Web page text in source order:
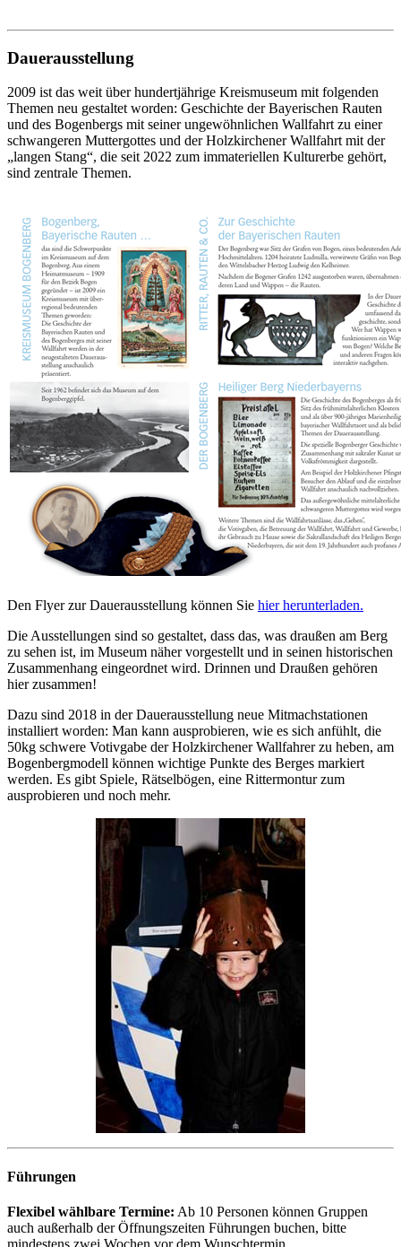
Dauerausstellung
2009 ist das weit über hundertjährige Kreismuseum mit folgenden
Themen neu gestaltet worden: Geschichte der Bayerischen Rauten
und des Bogenbergs mit seiner ungewöhnlichen Wallfahrt zu einer
schwangeren Muttergottes und der Holzkirchener Wallfahrt mit der
„langen Stang“, die seit 2022 zum immateriellen Kulturerbe gehört,
sind zentrale Themen.
Den Flyer zur Dauerausstellung können Sie hier herunterladen.
Die Ausstellungen sind so gestaltet, dass das, was draußen am Berg
zu sehen ist, im Museum näher vorgestellt und in seinen historischen
Zusammenhang eingeordnet wird. Drinnen und Draußen gehören
hier zusammen!
Dazu sind 2018 in der Dauerausstellung neue Mitmachstationen
installiert worden: Man kann ausprobieren, wie es sich anfühlt, die
50kg schwere Votivgabe der Holzkirchener Wallfahrer zu heben, am
Bogenbergmodell können wichtige Punkte des Berges markiert
werden. Es gibt Spiele, Rätselbögen, eine Rittermontur zum
ausprobieren und noch mehr.
Führungen
Flexibel wählbare Termine: Ab 10 Personen können Gruppen
auch außerhalb der Öffnungszeiten Führungen buchen, bitte
mindestens zwei Wochen vor dem Wunschtermin.